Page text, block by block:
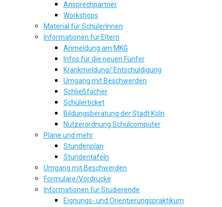
Ansprechpartner
Workshops
Material für SchülerInnen
Informationen für Eltern
Anmeldung am MKG
Infos für die neuen Fünfer
Krankmeldung/ Entschuldigung
Umgang mit Beschwerden
Schließfächer
Schülerticket
Bildungsberatung der Stadt Köln
Nutzerordnung Schulcomputer
Pläne und mehr
Stundenplan
Stundentafeln
Umgang mit Beschwerden
Formulare/Vordrucke
Informationen für Studierende
Eignungs- und Orientierungspraktikum